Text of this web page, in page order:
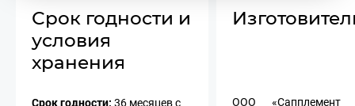
Срок годности и
условия
хранения
Срок годности: 36 месяцев с
ООО «Сапплемент